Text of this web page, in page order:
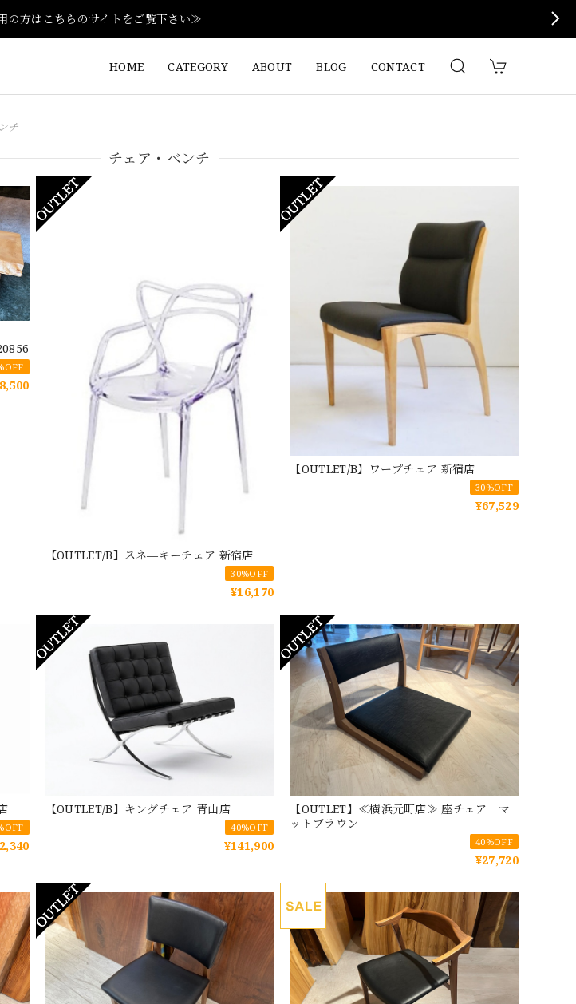
の方はこちらのサイトをご覧下さい≫
HOME CATEGORY ABOUT BLOG CONTACT
チ
チェア・ベンチ
【OUTLET/B】スネ—キーチェア 新宿店
30%OFF
¥16,170
【OUTLET/B】ワープチェア 新宿店
30%OFF
¥67,529
【OUTLET/B】キングチェア 青山店
40%OFF
¥141,900
【OUTLET】≪横浜元町店≫ 座チェア マ
ットブラウン
40%OFF
¥27,720